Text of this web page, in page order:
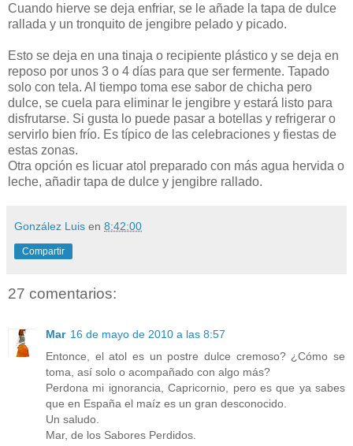
Cuando hierve se deja enfriar, se le añade la tapa de dulce
rallada y un tronquito de jengibre pelado y picado.
Esto se deja en una tinaja o recipiente plástico y se deja en
reposo por unos 3 o 4 días para que ser fermente. Tapado
solo con tela. Al tiempo toma ese sabor de chicha pero
dulce, se cuela para eliminar le jengibre y estará listo para
disfrutarse. Si gusta lo puede pasar a botellas y refrigerar o
servirlo bien frío. Es típico de las celebraciones y fiestas de
estas zonas.
Otra opción es licuar atol preparado con más agua hervida o
leche, añadir tapa de dulce y jengibre rallado.
González Luis en 8:42:00
Compartir
27 comentarios:
Mar 16 de mayo de 2010 a las 8:57
Entonce, el atol es un postre dulce cremoso? ¿Cómo se
toma, así solo o acompañado con algo más?
Perdona mi ignorancia, Capricornio, pero es que ya sabes
que en España el maíz es un gran desconocido.
Un saludo.
Mar, de los Sabores Perdidos.